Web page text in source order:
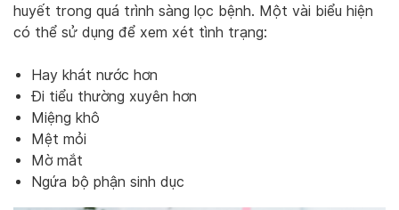
huyết trong quá trình sàng lọc bệnh. Một vài biểu hiện
có thể sử dụng để xem xét tình trạng:
Hay khát nước hơn
Đi tiểu thường xuyên hơn
Miệng khô
Mệt mỏi
Mờ mắt
Ngứa bộ phận sinh dục